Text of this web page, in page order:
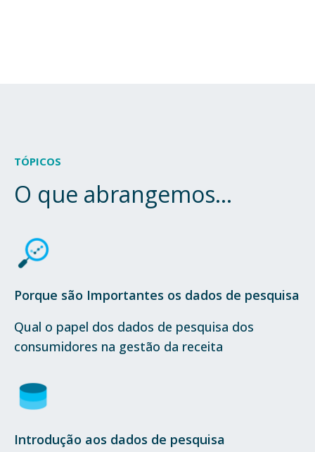
TÓPICOS
O que abrangemos...
Porque são Importantes os dados de pesquisa
Qual o papel dos dados de pesquisa dos
consumidores na gestão da receita
Introdução aos dados de pesquisa